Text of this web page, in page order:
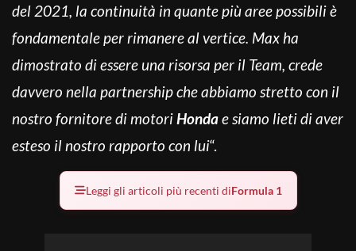
del 2021, la continuità in quante più aree possibili è
fondamentale per rimanere al vertice. Max ha
dimostrato di essere una risorsa per il Team, crede
davvero nella partnership che abbiamo stretto con il
nostro fornitore di motoriHondae siamo lieti di aver
esteso il nostro rapporto con lui“.
Leggi gli articoli più recenti diFormula 1